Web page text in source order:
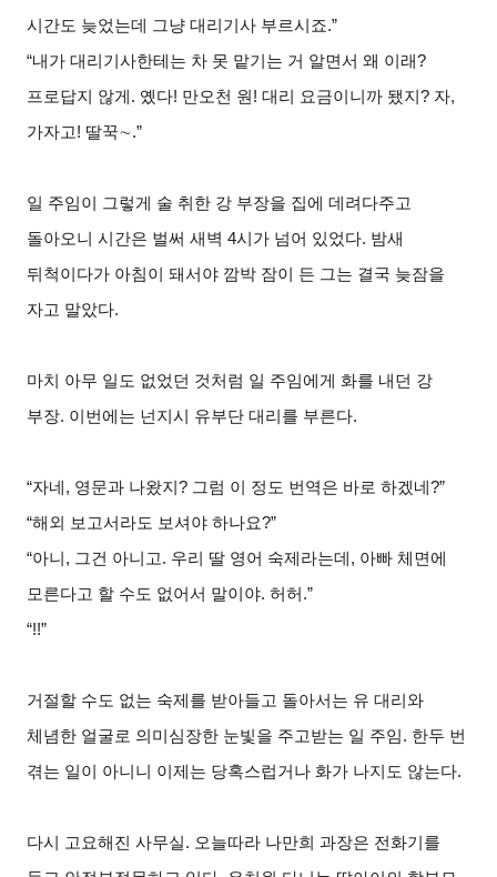
시간도 늦었는데 그냥 대리기사 부르시죠.”
“내가 대리기사한테는 차 못 맡기는 거 알면서 왜 이래?
프로답지 않게. 옜다! 만오천 원! 대리 요금이니까 됐지? 자,
가자고! 딸꾹∼.”
일 주임이 그렇게 술 취한 강 부장을 집에 데려다주고
돌아오니 시간은 벌써 새벽 4시가 넘어 있었다. 밤새
뒤척이다가 아침이 돼서야 깜박 잠이 든 그는 결국 늦잠을
자고 말았다.
마치 아무 일도 없었던 것처럼 일 주임에게 화를 내던 강
부장. 이번에는 넌지시 유부단 대리를 부른다.
“자네, 영문과 나왔지? 그럼 이 정도 번역은 바로 하겠네?”
“해외 보고서라도 보셔야 하나요?”
“아니, 그건 아니고. 우리 딸 영어 숙제라는데, 아빠 체면에
모른다고 할 수도 없어서 말이야. 허허.”
“!!”
거절할 수도 없는 숙제를 받아들고 돌아서는 유 대리와
체념한 얼굴로 의미심장한 눈빛을 주고받는 일 주임. 한두 번
겪는 일이 아니니 이제는 당혹스럽거나 화가 나지도 않는다.
다시 고요해진 사무실. 오늘따라 나만희 과장은 전화기를